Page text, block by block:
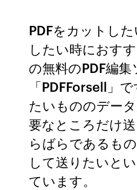
PDFをカットし
したい時におす
の無料のPDF編集
「PDFForsell」
たいもののデー
要なところだけ
らばらであるも
して送りたいと
ています。